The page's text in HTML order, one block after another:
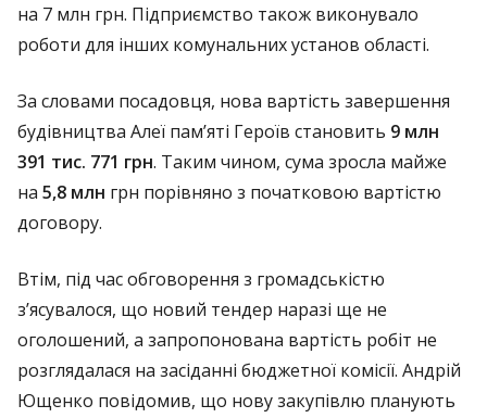
на 7 млн грн. Підприємство також виконувало
роботи для інших комунальних установ області.
За словами посадовця, нова вартість завершення
будівництва Алеї пам’яті Героїв становить 9 млн
391 тис. 771 грн. Таким чином, сума зросла майже
на 5,8 млн грн порівняно з початковою вартістю
договору.
Втім, під час обговорення з громадськістю
з’ясувалося, що новий тендер наразі ще не
оголошений, а запропонована вартість робіт не
розглядалася на засіданні бюджетної комісії. Андрій
Ющенко повідомив, що нову закупівлю планують